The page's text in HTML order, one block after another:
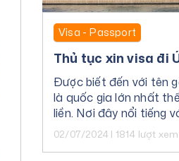
Visa - Passport
Thủ tục xin visa đi
Được biết đến với tên
là quốc gia lớn nhất
liền. Nơi đây nổi tiếng
sơ hùng vĩ, nền văn
người thân thiện.
02/07/2024 | 1814 lượt xem